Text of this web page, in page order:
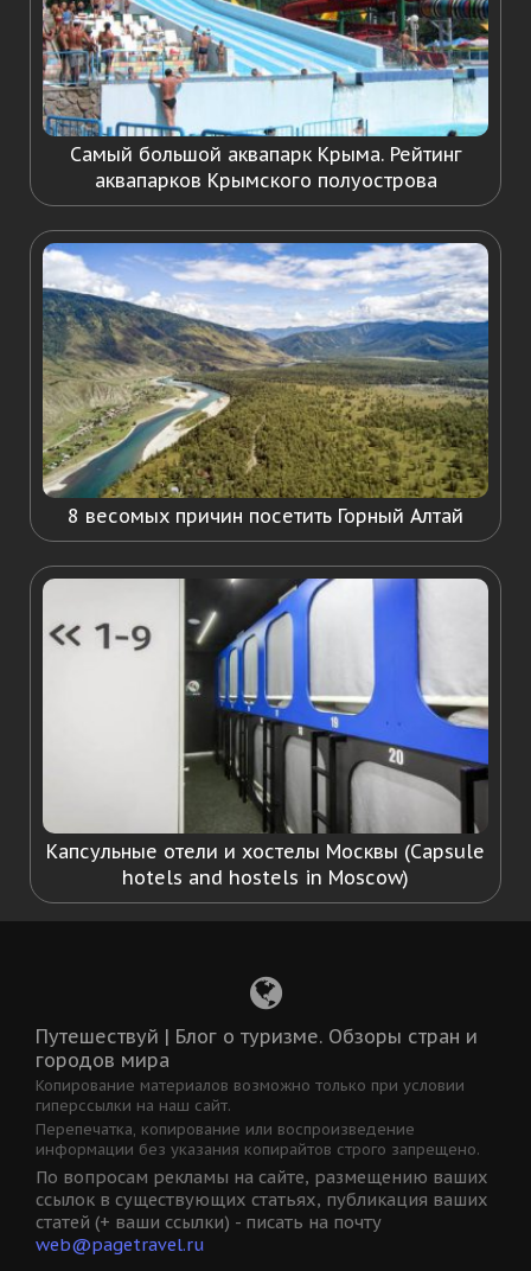
Самый большой аквапарк Крыма. Рейтинг
аквапарков Крымского полуострова
8 весомых причин посетить Горный Алтай
Капсульные отели и хостелы Москвы (Capsule
hotels and hostels in Moscow)
Путешествуй | Блог о туризме. Обзоры стран и
городов мира
Копирование материалов возможно только при условии
гиперссылки на наш сайт.
Перепечатка, копирование или воспроизведение
информации без указания копирайтов строго запрещено.
По вопросам рекламы на сайте, размещению ваших
ссылок в существующих статьях, публикация ваших
статей (+ ваши ссылки) - писать на почту
web@pagetravel.ru